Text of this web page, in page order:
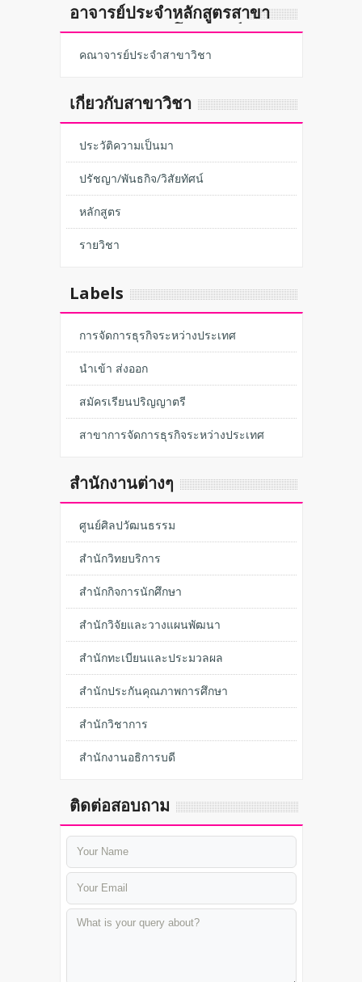
อาจารย์ประจำหลักสูตรสาขา
วิชาการจัดการโลจิสติกส์
คณาจารย์ประจำสาขาวิชา
เกี่ยวกับสาขาวิชา
ประวัติความเป็นมา
ปรัชญา/พันธกิจ/วิสัยทัศน์
หลักสูตร
รายวิชา
Labels
การจัดการธุรกิจระหว่างประเทศ
นำเข้า ส่งออก
สมัครเรียนปริญญาตรี
สาขาการจัดการธุรกิจระหว่างประเทศ
สำนักงานต่างๆ
ศูนย์ศิลปวัฒนธรรม
สำนักวิทยบริการ
สำนักกิจการนักศึกษา
สำนักวิจัยและวางแผนพัฒนา
สำนักทะเบียนและประมวลผล
สำนักประกันคุณภาพการศึกษา
สำนักวิชาการ
สำนักงานอธิการบดี
ติดต่อสอบถาม